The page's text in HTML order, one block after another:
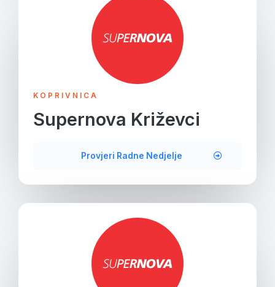
KOPRIVNICA
Supernova Križevci
Provjeri Radne Nedjelje